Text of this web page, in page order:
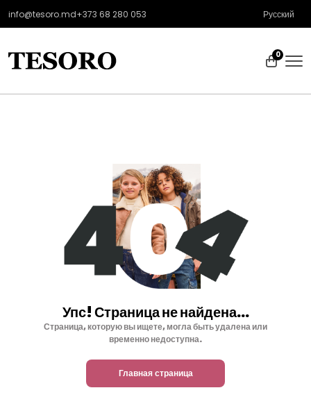
info@tesoro.md+373 68 280 053 Русский
0
Упс! Страница не найдена...
Страница, которую вы ищете, могла быть удалена или
временно недоступна.
Главная страница